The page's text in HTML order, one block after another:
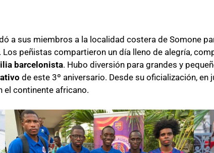
a sus miembros a la localidad costera de Somone
. Los peñistas compartieron un día lleno de alegría,
barcelonista. Hubo diversión para grandes y
de este 3º aniversario. Desde su oficialización, en
el continente africano.